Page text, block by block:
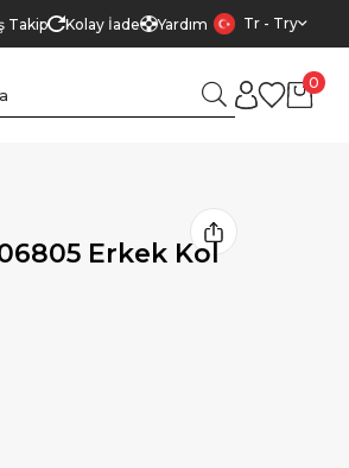
Takip Kolay İade Yardım Tr - Try
0
Erkek Kol